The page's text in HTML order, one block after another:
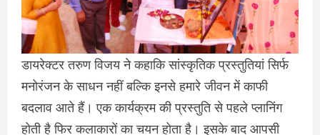
डायरेक्टर तरुण विजय ने कहाकि सांस्कृतिक प्रस्तुतियां सिर्फ
मनोरंजन के साधन नहीं बल्कि इनसे हमारे जीवन में काफी
बदलाव आते हैं। एक कार्यक्रम की प्रस्तुति से पहले प्लानिंग
होती है फिर कलाकारों का चयन होता है। इसके बाद आपसी